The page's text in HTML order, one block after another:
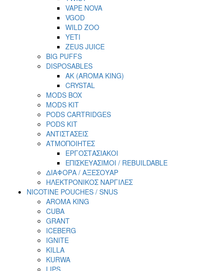
VAPE NOVA
VGOD
WILD ZOO
YETI
ZEUS JUICE
BIG PUFFS
DISPOSABLES
AK (AROMA KING)
CRYSTAL
MODS BOX
MODS KIT
PODS CARTRIDGES
PODS KIT
ΑΝΤΙΣΤΑΣΕΙΣ
ΑΤΜΟΠΟΙΗΤΕΣ
ΕΡΓΟΣΤΑΣΙΑΚΟΙ
ΕΠΙΣΚΕΥΑΣΙΜΟΙ / REBUILDABLE
ΔΙΑΦΟΡΑ / ΑΞΕΣΟΥΑΡ
ΗΛΕΚΤΡΟΝΙΚΟΣ ΝΑΡΓΙΛΕΣ
NICOTINE POUCHES / SNUS
AROMA KING
CUBA
GRANT
ICEBERG
IGNITE
KILLA
KURWA
LIPS